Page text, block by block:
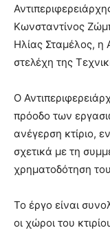
show.desi
xxx
lyons
teaches
the
meaning
of
pain.
pornhun
hd
Κωνσταντίνος
Ηλίας Σταμέλος, η
στελέχη της
Ο
πρόοδο των
ανέγερση κτίριο,
σχετικά με τη
χρηματοδότηση
Το έργο είναι
οι χώροι του